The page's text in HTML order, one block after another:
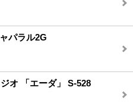
パラル2G
オ 「エーダ」 S-528